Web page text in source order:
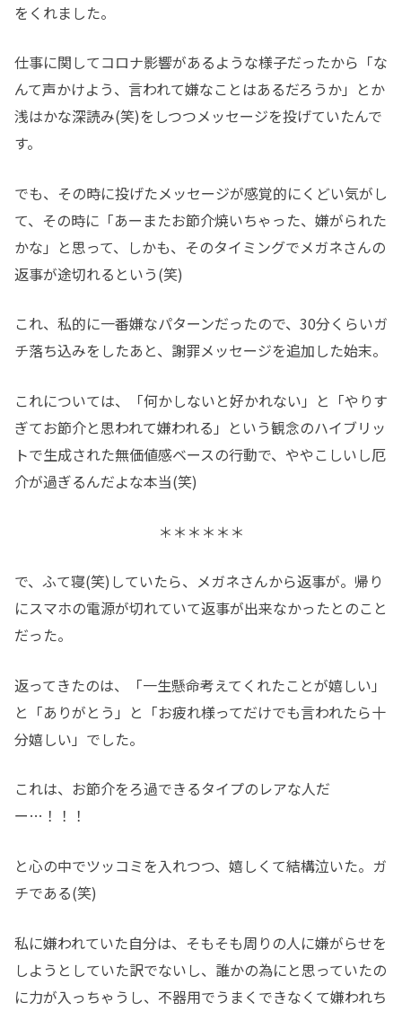
をくれました。
仕事に関してコロナ影響があるような様子だったから「な
んて声かけよう、言われて嫌なことはあるだろうか」とか
浅はかな深読み(笑)をしつつメッセージを投げていたんで
す。
でも、その時に投げたメッセージが感覚的にくどい気がし
て、その時に「あーまたお節介焼いちゃった、嫌がられた
かな」と思って、しかも、そのタイミングでメガネさんの
返事が途切れるという(笑)
これ、私的に一番嫌なパターンだったので、30分くらいガ
チ落ち込みをしたあと、謝罪メッセージを追加した始末。
これについては、「何かしないと好かれない」と「やりす
ぎてお節介と思われて嫌われる」という観念のハイブリッ
トで生成された無価値感ベースの行動で、ややこしいし厄
介が過ぎるんだよな本当(笑)
＊＊＊＊＊＊
で、ふて寝(笑)していたら、メガネさんから返事が。帰り
にスマホの電源が切れていて返事が出来なかったとのこと
だった。
返ってきたのは、「一生懸命考えてくれたことが嬉しい」
と「ありがとう」と「お疲れ様ってだけでも言われたら十
分嬉しい」でした。
これは、お節介をろ過できるタイプのレアな人だ
ー…！！！
と心の中でツッコミを入れつつ、嬉しくて結構泣いた。ガ
チである(笑)
私に嫌われていた自分は、そもそも周りの人に嫌がらせを
しようとしていた訳でないし、誰かの為にと思っていたの
に力が入っちゃうし、不器用でうまくできなくて嫌われち